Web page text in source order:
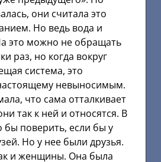
они считала это
Но ведь вода и
это можно не обращать
раз, но когда вокруг
система, это
невыносимым.
что сама отталкивает
так к ней и относятся. В
поверить, если бы у
Но у нее были друзья.
и женщины. Она была